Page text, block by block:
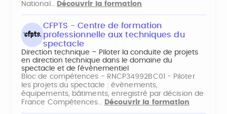
National… Découvrir la formation
CFPTS - Centre de formation
professionnelle aux techniques du
spectacle
Direction technique – Piloter la conduite de projets
en direction technique dans le domaine du
spectacle et de l’évènementiel
Bloc de compétences - RNCP34992BC01 - Piloter
les projets du spectacle : évènements,
équipements, bâtiments, enregistré par décision de
France Compétences… Découvrir la formation